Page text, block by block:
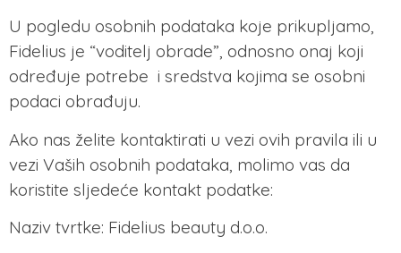
U pogledu osobnih podataka koje prikupljamo,
Fidelius je “voditelj obrade”, odnosno onaj koji
određuje potrebe i sredstva kojima se osobni
podaci obrađuju.
Ako nas želite kontaktirati u vezi ovih pravila ili u
vezi Vaših osobnih podataka, molimo vas da
koristite sljedeće kontakt podatke:
Naziv tvrtke: Fidelius beauty d.o.o.